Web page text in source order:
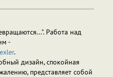
Работа над
-
.
дизайн, спокойная
представляет собой